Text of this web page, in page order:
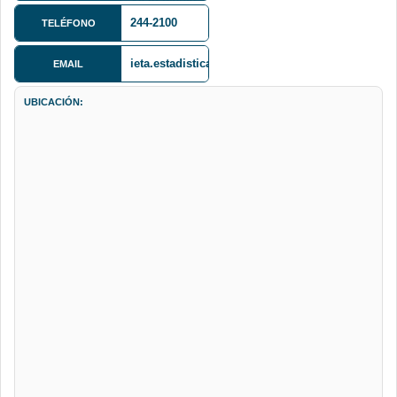
TELÉFONO 244-2100
EMAIL ieta.estadistica@gmail.com
UBICACIÓN: